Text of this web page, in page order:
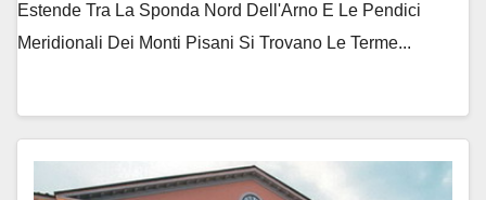
Estende Tra La Sponda Nord Dell'Arno E Le Pendici
Meridionali Dei Monti Pisani Si Trovano Le Terme...